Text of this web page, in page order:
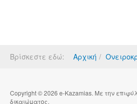
Βρίσκεστε εδώ: Αρχική
Copyright © 2026 e-Kazamias. Με την
δικαιώματος.